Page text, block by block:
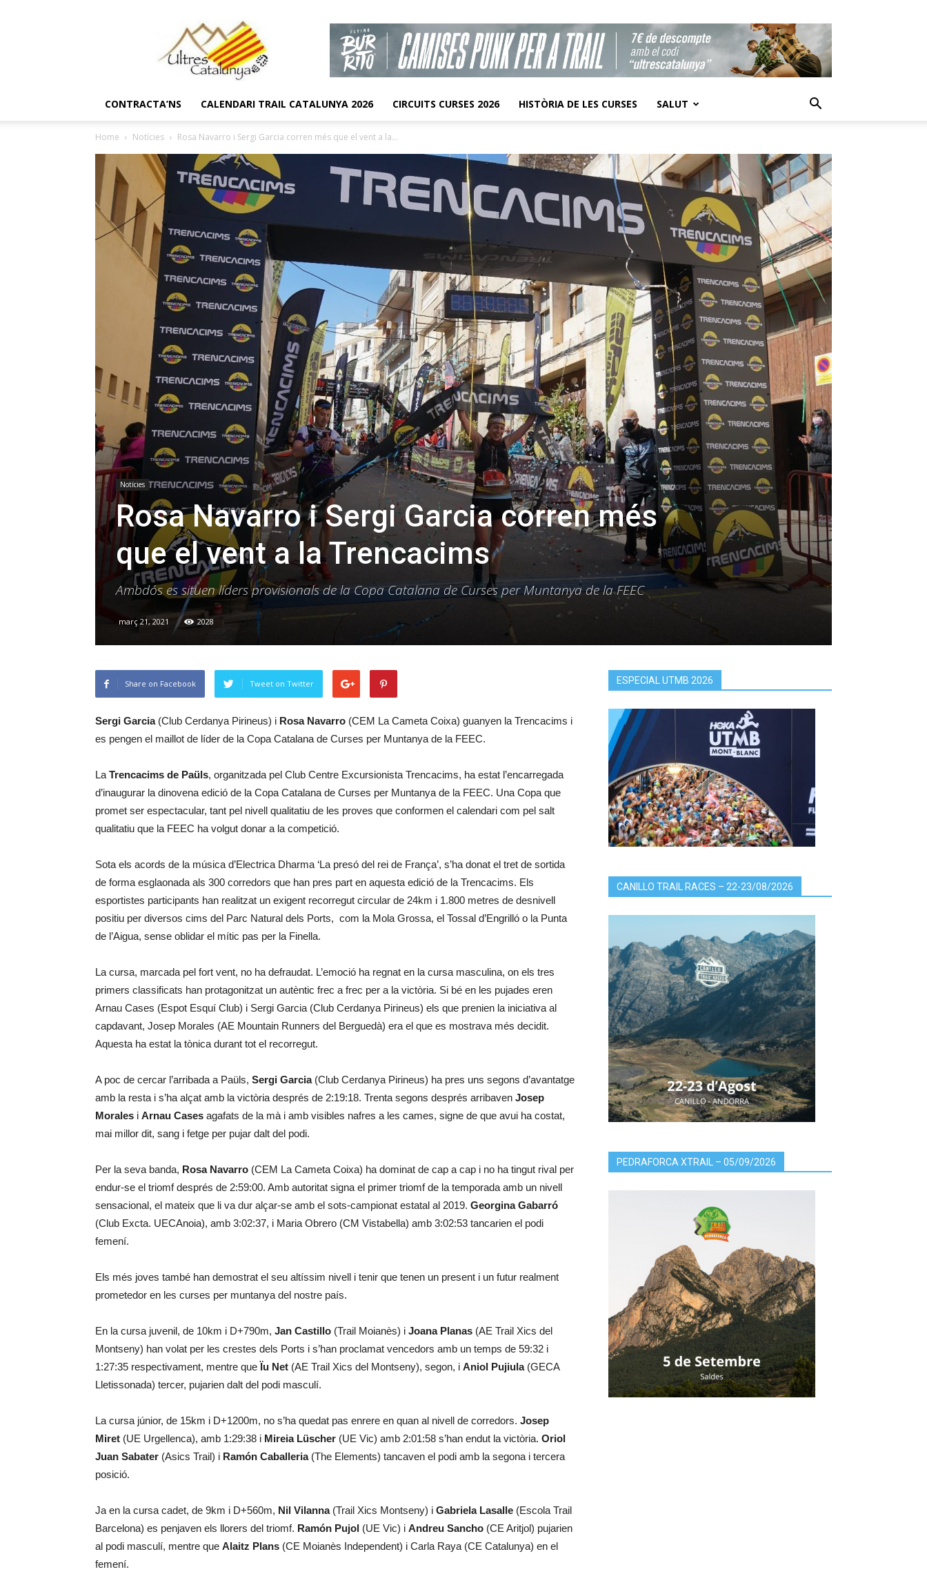
CONTRACTA’NS CALENDARI TRAIL CATALUNYA 2026 CIRCUITS CURSES 2026 HISTÒRIA DE LES CURSES SALUT
Home Notícies Rosa Navarro i Sergi Garcia corren més que el vent a la...
Notícies
Rosa Navarro i Sergi Garcia corren més
que el vent a la Trencacims
Ambdós es situen líders provisionals de la Copa Catalana de Curses per Muntanya de la FEEC
març 21, 2021 2028
Share on Facebook Tweet on Twitter
Sergi Garcia(Club Cerdanya Pirineus) i Rosa Navarro (CEM La Cameta Coixa) guanyen la Trencacims i
es pengen el maillot de líder de la Copa Catalana de Curses per Muntanya de la FEEC.
La Trencacims de Paüls, organitzada pel Club Centre Excursionista Trencacims, ha estat l’encarregada
d’inaugurar la dinovena edició de la Copa Catalana de Curses per Muntanya de la FEEC. Una Copa que
promet ser espectacular, tant pel nivell qualitatiu de les proves que conformen el calendari com pel salt
qualitatiu que la FEEC ha volgut donar a la competició.
Sota els acords de la música d’Electrica Dharma ‘La presó del rei de França’, s’ha donat el tret de sortida
de forma esglaonada als 300 corredors que han pres part en aquesta edició de la Trencacims. Els
esportistes participants han realitzat un exigent recorregut circular de 24km i 1.800 metres de desnivell
positiu per diversos cims del Parc Natural dels Ports, com la Mola Grossa, el Tossal d’Engrilló o la Punta
de l’Aigua, sense oblidar el mític pas per la Finella.
La cursa, marcada pel fort vent, no ha defraudat. L’emoció ha regnat en la cursa masculina, on els tres
primers classificats han protagonitzat un autèntic frec a frec per a la victòria. Si bé en les pujades eren
Arnau Cases (Espot Esquí Club) i Sergi Garcia (Club Cerdanya Pirineus) els que prenien la iniciativa al
capdavant, Josep Morales (AE Mountain Runners del Berguedà) era el que es mostrava més decidit.
Aquesta ha estat la tònica durant tot el recorregut.
A poc de cercar l’arribada a Paüls, Sergi Garcia(Club Cerdanya Pirineus) ha pres uns segons d’avantatge
amb la resta i s’ha alçat amb la victòria després de 2:19:18. Trenta segons després arribaven Josep
Morales i Arnau Cases agafats de la mà i amb visibles nafres a les cames, signe de que avui ha costat,
mai millor dit, sang i fetge per pujar dalt del podi.
Per la seva banda, Rosa Navarro (CEM La Cameta Coixa) ha dominat de cap a cap i no ha tingut rival per
endur-se el triomf després de 2:59:00. Amb autoritat signa el primer triomf de la temporada amb un nivell
sensacional, el mateix que li va dur alçar-se amb el sots-campionat estatal al 2019. Georgina Gabarró
(Club Excta. UECAnoia), amb 3:02:37, i Maria Obrero (CM Vistabella) amb 3:02:53 tancarien el podi
femení.
Els més joves també han demostrat el seu altíssim nivell i tenir que tenen un present i un futur realment
prometedor en les curses per muntanya del nostre país.
En la cursa juvenil, de 10km i D+790m, Jan Castillo (Trail Moianès) i Joana Planas (AE Trail Xics del
Montseny) han volat per les crestes dels Ports i s’han proclamat vencedors amb un temps de 59:32 i
1:27:35 respectivament, mentre que Ïu Net (AE Trail Xics del Montseny), segon, i Aniol Pujiula(GECA
Lletissonada) tercer, pujarien dalt del podi masculí.
La cursa júnior, de 15km i D+1200m, no s’ha quedat pas enrere en quan al nivell de corredors. Josep
Miret (UE Urgellenca), amb 1:29:38 i Mireia Lüscher (UE Vic) amb 2:01:58 s’han endut la victòria. Oriol
Juan Sabater (Asics Trail) i Ramón Caballeria(The Elements) tancaven el podi amb la segona i tercera
posició.
Ja en la cursa cadet, de 9km i D+560m, Nil Vilanna(Trail Xics Montseny) i Gabriela Lasalle (Escola Trail
Barcelona) es penjaven els llorers del triomf. Ramón Pujol (UE Vic) i Andreu Sancho (CE Aritjol) pujarien
al podi masculí, mentre que Alaitz Plans (CE Moianès Independent) i Carla Raya (CE Catalunya) en el
femení.
ESPECIAL UTMB 2026
CANILLO TRAIL RACES – 22-23/08/2026
PEDRAFORCA XTRAIL – 05/09/2026